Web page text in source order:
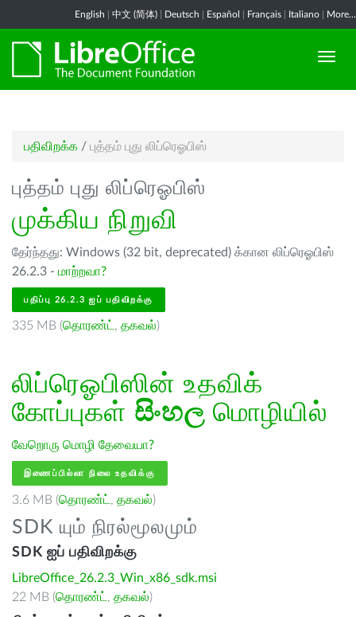
English 中文 (简体) Deutsch Español Français Italiano More...
பதிவிறக்க / புத்தம் புது லிப்ரெஓபிஸ்
புத்தம் புது லிப்ரெஓபிஸ்
முக்கிய நிறுவி
தேர்ந்தது: Windows (32 bit, deprecated) க்கான லிப்ரெஓபிஸ்
26.2.3 - மாற்றவா?
பதிப்பு 26.2.3 ஐப் பதிவிறக்கு
335 MB (தொரண்ட் , தகவல்)
லிப்ரெஓபிஸின் உதவிக்
கோப்புகள் සිංහල மொழியில்
வேறொரு மொழி தேவையா?
இணைப்பில்லா நிலை உதவிக்கு
3.6 MB (தொரண்ட் , தகவல்)
SDK யும் நிரல்மூலமும்
SDK ஐப் பதிவிறக்கு
LibreOffice_26.2.3_Win_x86_sdk.msi
22 MB (தொரண்ட் , தகவல்)